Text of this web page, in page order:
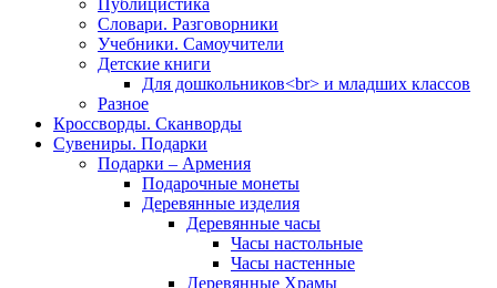
Публицистика
Словари. Разговорники
Учебники. Самоучители
Детские книги
Для дошкольников<br> и младших классов
Разное
Кроссворды. Сканворды
Сувениры. Подарки
Подарки – Армения
Подарочные монеты
Деревянные изделия
Деревянные часы
Часы настольные
Часы настенные
Деревянные Храмы